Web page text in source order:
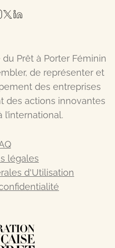
Prêt à Porter Féminin
de représenter et
des entreprises
des actions innovantes
légales
d'Utilisation